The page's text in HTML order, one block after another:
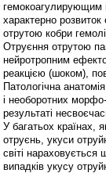
гемокоагулирующим
характерно розвиток
отрутою кобри
Отруєння отрутою
нейротропним
реакцією (шоком),
Патологічна
і необоротних
результаті
У багатьох країнах,
отруєнь, укуси
світі
випадків укусу